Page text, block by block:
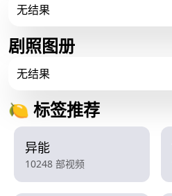
无结果
剧照图册
无结果
🍋 标签推荐
异能
10248 部视频